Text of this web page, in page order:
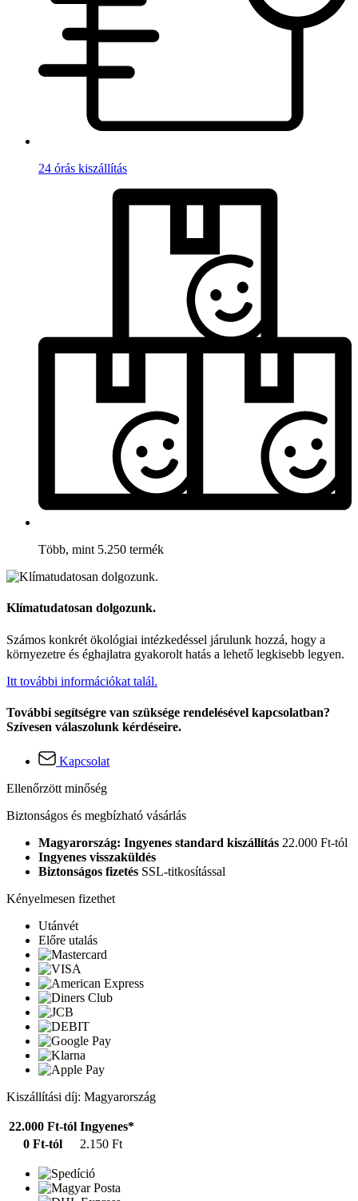
24 órás kiszállítás
Több, mint 5.250 termék
Klímatudatosan dolgozunk.
Számos konkrét ökológiai intézkedéssel járulunk hozzá, hogy a
környezetre és éghajlatra gyakorolt hatás a lehető legkisebb legyen.
Itt további információkat talál.
További segítségre van szüksége rendelésével kapcsolatban?
Szívesen válaszolunk kérdéseire.
Kapcsolat
Ellenőrzött minőség
Biztonságos és megbízható vásárlás
Magyarország: Ingyenes standard kiszállítás 22.000 Ft-tól
Ingyenes visszaküldés
Biztonságos fizetés SSL-titkosítással
Kényelmesen fizethet
Utánvét
Előre utalás
Kiszállítási díj: Magyarország
22.000 Ft-tól Ingyenes*
0 Ft-tól
2.150 Ft